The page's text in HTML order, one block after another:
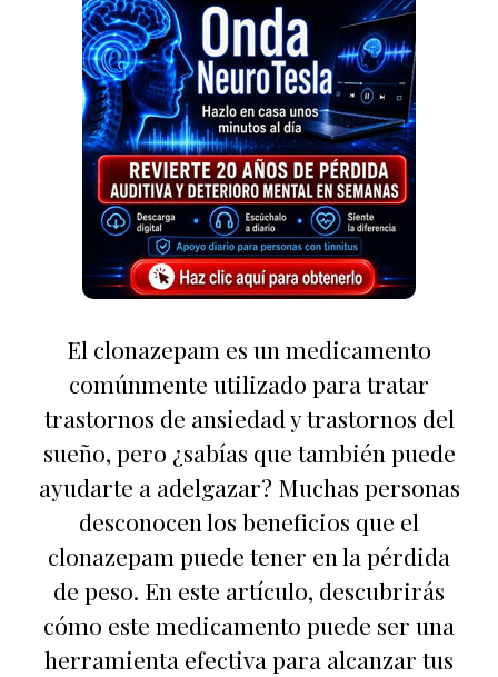
El clonazepam es un medicamento
comúnmente utilizado para tratar
trastornos de ansiedad y trastornos del
sueño, pero ¿sabías que también puede
ayudarte a adelgazar? Muchas personas
desconocen los beneficios que el
clonazepam puede tener en la pérdida
de peso. En este artículo, descubrirás
cómo este medicamento puede ser una
herramienta efectiva para alcanzar tus